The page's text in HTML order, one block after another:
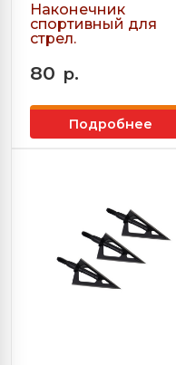
Наконечник
спортивный для
стрел.
80 р.
Подробнее